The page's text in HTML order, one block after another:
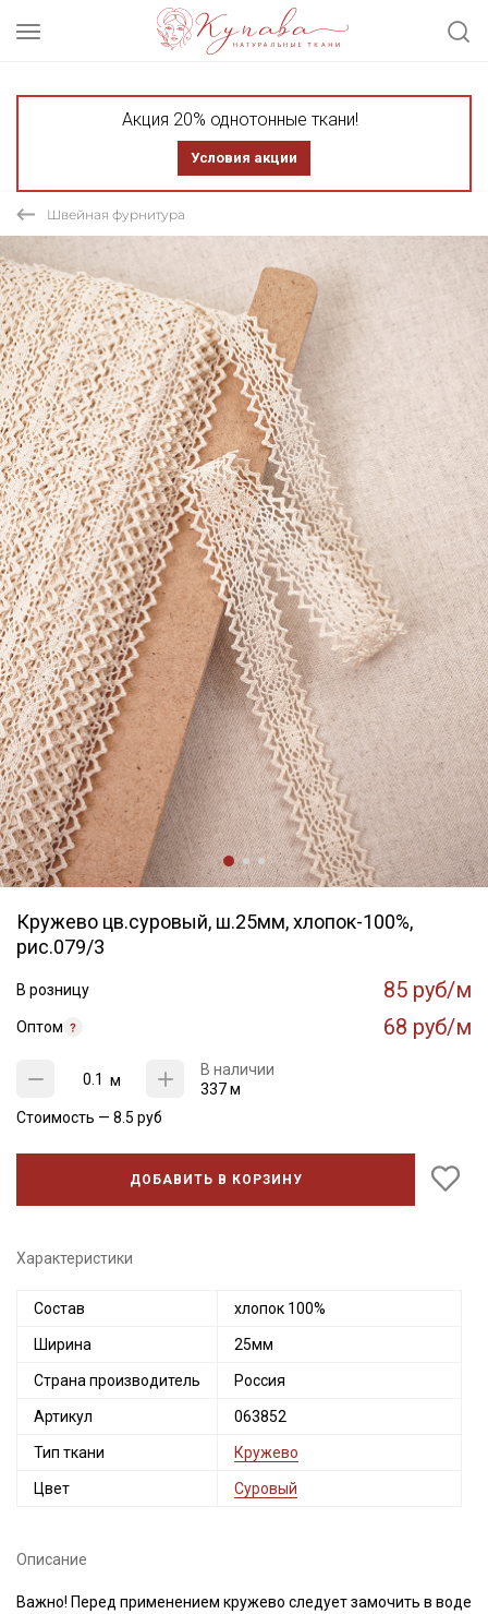
Акция 20% однотонные ткани!
Условия акции
Швейная фурнитура
Кружево цв.суровый, ш.25мм, хлопок-100%,
рис.079/3
В розницу 85 руб/м
Оптом 68 руб/м
м
В наличии
337 м
Стоимость — 8.5 руб
ДОБАВИТЬ В КОРЗИНУ
Характеристики
Состав хлопок 100%
Ширина 25мм
Страна производитель Россия
Артикул 063852
Тип ткани Кружево
Цвет Суровый
Описание
Важно! Перед применением кружево следует замочить в воде